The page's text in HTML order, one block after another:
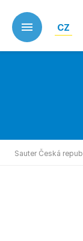
main
content
CZ
Sauter Česká